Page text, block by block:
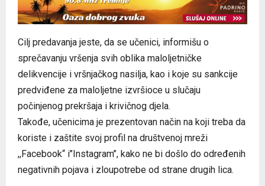
Cilj predavanja jeste, da se učenici, informišu o
sprečavanju vršenja svih oblika maloljetničke
delikvencije i vršnjačkog nasilja, kao i koje su sankcije
predviđene za maloljetne izvršioce u slučaju
počinjenog prekršaja i krivičnog djela.
Takođe, učenicima je prezentovan način na koji treba da
koriste i zaštite svoj profil na društvenoj mreži
,,Facebook“ i’’Instagram’’, kako ne bi došlo do određenih
negativnih pojava i zloupotrebe od strane drugih lica.